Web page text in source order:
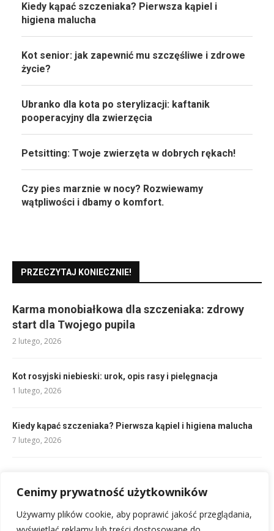
Cenimy prywatność użytkowników
Używamy plików cookie, aby poprawić jakość przeglądania,
Kiedy kąpać szczeniaka? Pierwsza kąpiel i
higiena malucha
Kot senior: jak zapewnić mu szczęśliwe i zdrowe
życie?
Ubranko dla kota po sterylizacji: kaftanik
pooperacyjny dla zwierzęcia
Petsitting: Twoje zwierzęta w dobrych rękach!
Czy pies marznie w nocy? Rozwiewamy
wątpliwości i dbamy o komfort.
PRZECZYTAJ KONIECZNIE!
Karma monobiałkowa dla szczeniaka: zdrowy
start dla Twojego pupila
2 lutego, 2026
Kot rosyjski niebieski: urok, opis rasy i pielęgnacja
1 lutego, 2026
Kiedy kąpać szczeniaka? Pierwsza kąpiel i higiena malucha
7 lutego, 2026
1 lutego, 2026
Rodzaje rajstop: damskie, grubość, wzory – wybierz idealne